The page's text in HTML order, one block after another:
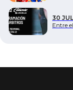
30
Entre